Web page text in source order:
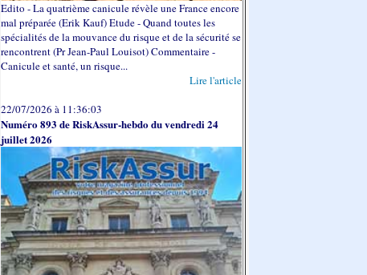
Edito - La quatrième canicule révèle une France encore
mal préparée (Erik Kauf) Etude - Quand toutes les
spécialités de la mouvance du risque et de la sécurité se
rencontrent (Pr Jean-Paul Louisot) Commentaire -
Canicule et santé, un risque...
Lire l'article
22/07/2026 à 11:36:03
Numéro 893 de RiskAssur-hebdo du vendredi 24
juillet 2026